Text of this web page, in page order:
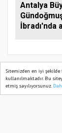
Sitemizden en iyi
kullanılmaktadır. Bu
etmiş sayılıyorsunuz.
Antalya
İbradı'nda
Ana Sayfa